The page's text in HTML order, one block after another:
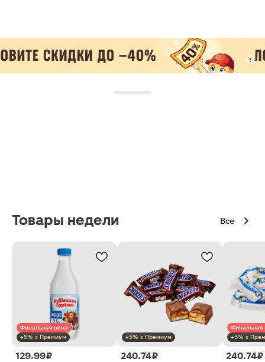
Товары недели Все
Финальная цена
+5% с Премиум
129.99 ₽
+5% с Премиум
240.74 ₽
Финальная
+5% с
240.74 ₽